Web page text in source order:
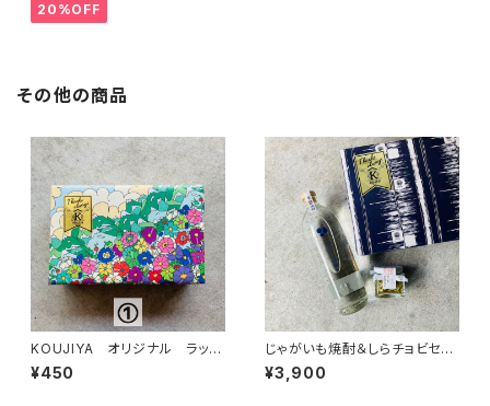
20%OFF
その他の商品
KOUJIYA オリジナル ラッピ
ング
¥450
じゃがいも焼酎＆しらチョビセッ
ト
¥3,900